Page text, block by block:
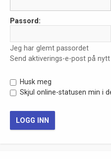
Passord:
Jeg har glemt passordet
Send aktiverings-e-post på nytt
Husk meg
Skjul online-statusen min i